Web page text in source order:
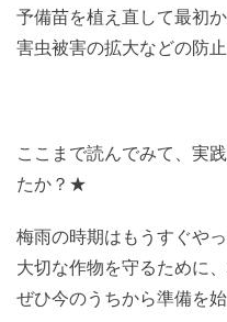
予備苗を植え直して最初
害虫被害の拡大などの防止
ここまで読んでみて、実
たか？★
梅雨の時期はもうすぐや
大切な作物を守るために
ぜひ今のうちから準備を